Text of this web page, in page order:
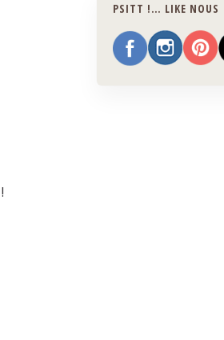
PSITT !… LIKE NOUS